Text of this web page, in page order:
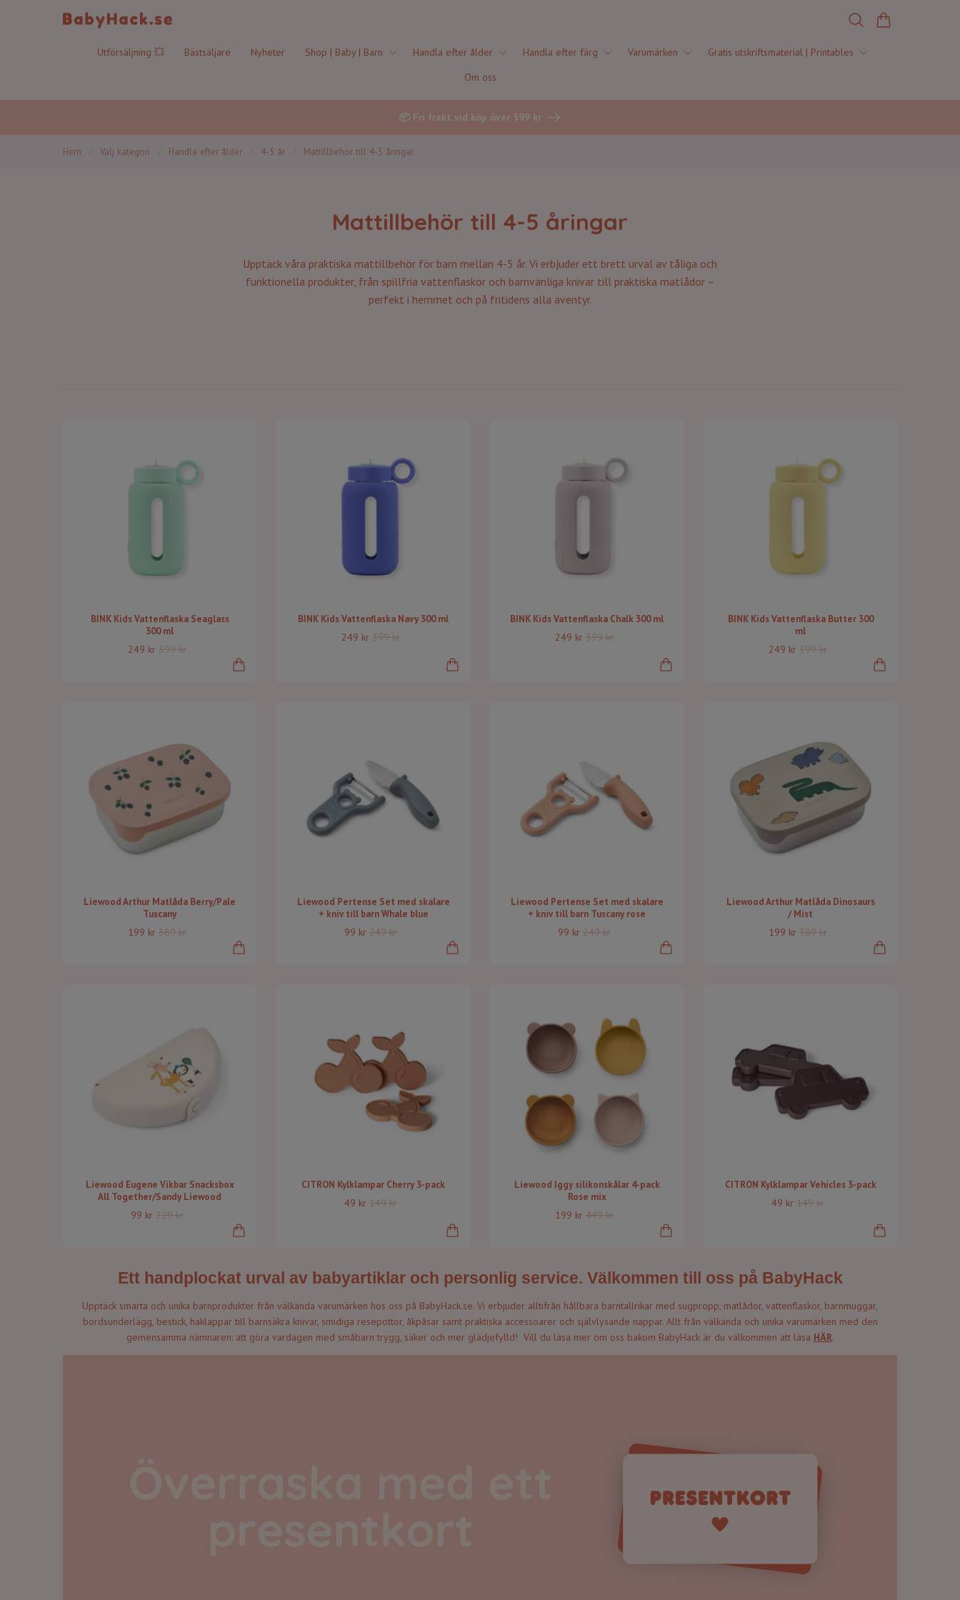
Utförsäljning 💥 Bästsäljare Nyheter Shop | Baby | Barn Handla efter ålder Handla efter färg Varumärken
Gratis utskriftsmaterial | Printables
Om oss
📦 Fri frakt vid köp över 599 kr
Hem Välj kategori Handla efter ålder 4-5 år Mattillbehör till 4-5 åringar
Mattillbehör till 4-5 åringar
Upptäck våra praktiska mattillbehör för barn mellan 4-5 år. Vi erbjuder ett brett urval av tåliga och
funktionella produkter, från spillfria vattenflaskor och barnvänliga knivar till praktiska matlådor –
perfekt i hemmet och på fritidens alla äventyr.
BINK Kids Vattenflaska Seaglass
300 ml
249 kr 399 kr
BINK Kids Vattenflaska Navy 300 ml
249 kr 399 kr
BINK Kids Vattenflaska Chalk 300 ml
249 kr 399 kr
BINK Kids Vattenflaska Butter 300
ml
249 kr 399 kr
Liewood Arthur Matlåda Berry/Pale
Tuscany
199 kr 389 kr
Liewood Pertense Set med skalare
+ kniv till barn Whale blue
99 kr 249 kr
Liewood Pertense Set med skalare
+ kniv till barn Tuscany rose
99 kr 249 kr
Liewood Arthur Matlåda Dinosaurs
/ Mist
199 kr 389 kr
Liewood Eugene Vikbar Snacksbox
All Together/Sandy Liewood
99 kr 229 kr
CITRON Kylklampar Cherry 3-pack
49 kr 149 kr
Liewood Iggy silikonskålar 4-pack
Rose mix
199 kr 449 kr
CITRON Kylklampar Vehicles 3-pack
49 kr 149 kr
Ett handplockat urval av babyartiklar och personlig service. Välkommen till oss på BabyHack
Upptäck smarta och unika barnprodukter från välkända varumärken hos oss på BabyHack.se. Vi erbjuder alltifrån hållbara barntallrikar med sugpropp, matlådor, vattenflaskor, barnmuggar,
bordsunderlägg, bestick, haklappar till barnsäkra knivar, smidiga resepottor, åkpåsar samt praktiska accessoarer och självlysande nappar. Allt från välkända och unika varumärken med den
gemensamma nämnaren: att göra vardagen med småbarn trygg, säker och mer glädjefylld! Vill du läsa mer om oss bakom BabyHack är du välkommen att läsa HÄR.